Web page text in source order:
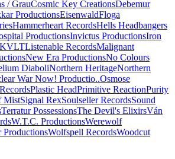
/ GrauCosmic Key CreationsDebemur
ProductionsEisenwaldFloga
Hammerheart RecordsHells Headbangers
ProductionsInvictus ProductionsIron
KVLTListenable RecordsMalignant
New Era ProductionsNo Colours
DiaboliNorthern HeritageNorthern
War Now! Productio..Osmose
Plastic HeadPrimitive ReactionPurity
MistSignal RexSoulseller RecordsSound
Terratur PossessionsThe Devil's ElixirsVán
W.T.C. ProductionsWerewolf
Wolfspell RecordsWoodcut